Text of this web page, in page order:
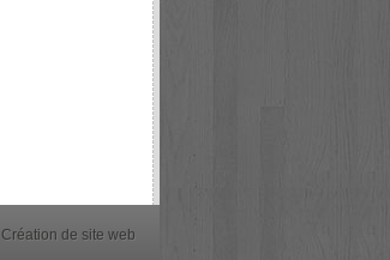
Création de site web